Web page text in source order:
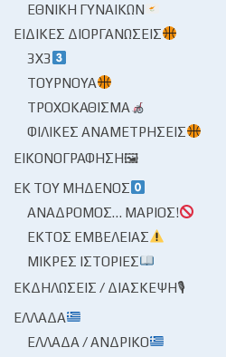
ΕΘΝΙΚΉ ΓΥΝΑΙΚΏΝ
ΕΙΔΙΚΈΣ ΔΙΟΡΓΑΝΏΣΕΙΣ
3X3
ΤΟΥΡΝΟΥΆ
ΤΡΟΧΟΚΆΘΙΣΜΑ
ΦΙΛΙΚΈΣ ΑΝΑΜΕΤΡΉΣΕΙΣ
ΕΙΚΟΝΟΓΡΆΦΗΣΗ🖼
ΕΚ ΤΟΥ ΜΗΔΕΝΌΣ
ΑΝΆΔΡΟΜΟΣ… ΜΆΡΙΟΣ!
ΕΚΤΌΣ ΕΜΒΈΛΕΙΑΣ
ΜΙΚΡΈΣ ΙΣΤΟΡΊΕΣ
ΕΚΔΗΛΏΣΕΙΣ / ΔΙΆΣΚΕΨΗ🎙
ΕΛΛΆΔΑ
ΕΛΛΆΔΑ / ΑΝΔΡΙΚΌ